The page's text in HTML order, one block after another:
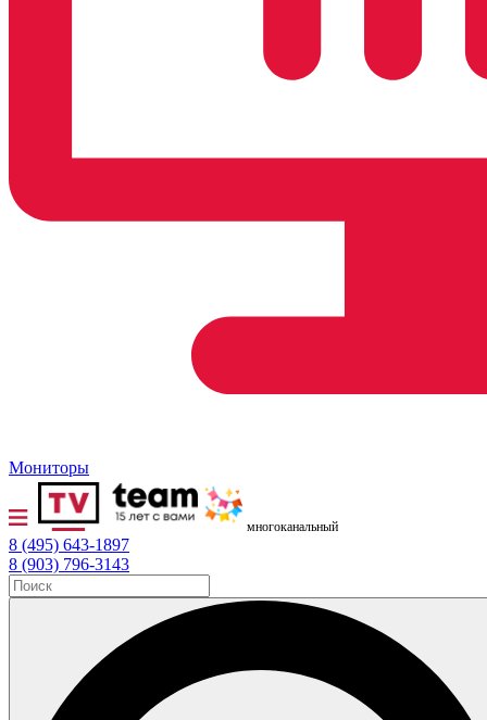
Мониторы
многоканальный
8 (495) 643-1897
8 (903) 796-3143